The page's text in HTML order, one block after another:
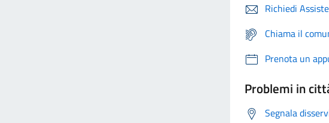
Richiedi
Chiama il
Prenota un
Problemi in
Segnala